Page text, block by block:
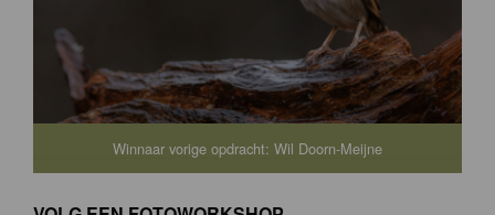
Winnaar vorige opdracht: Wil Doorn-Meijne